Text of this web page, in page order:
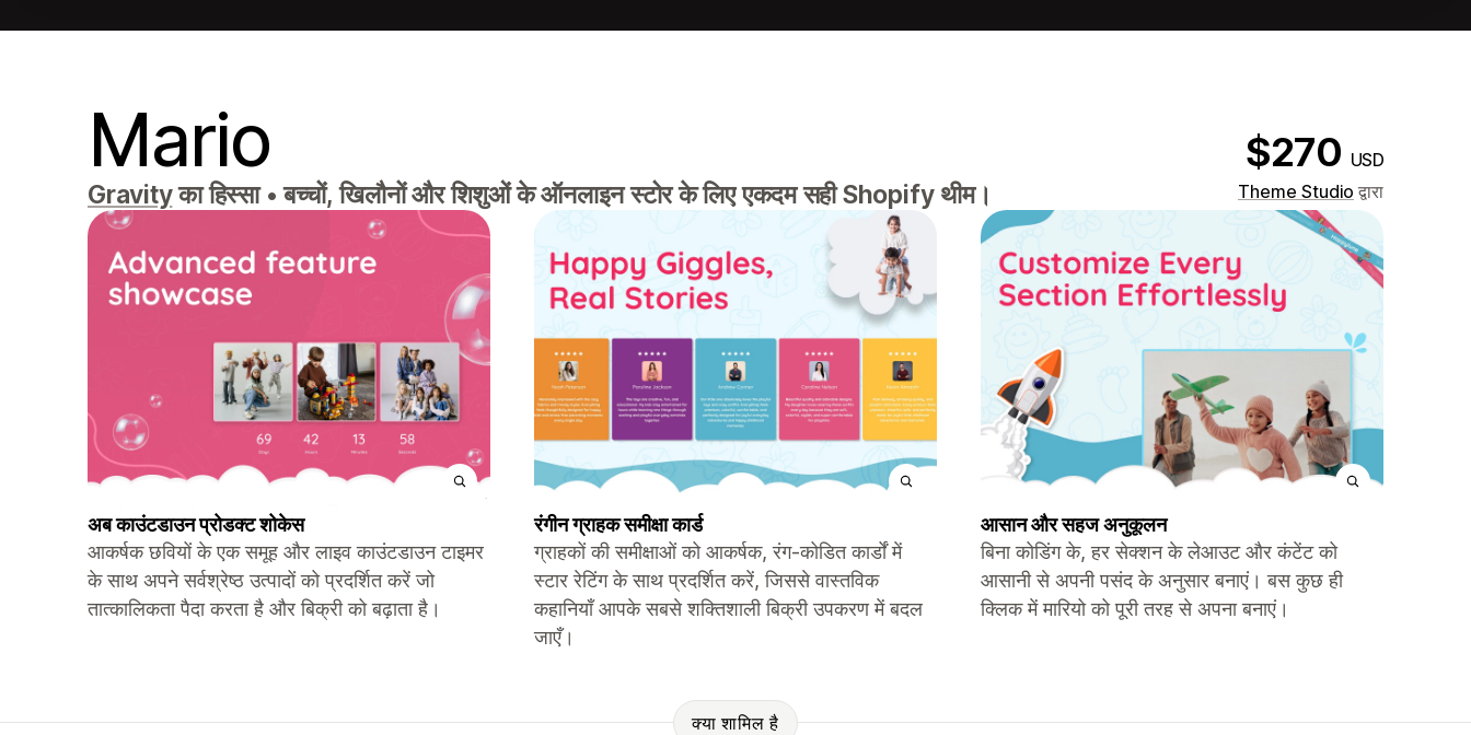
Mario $270 USD
Gravityका हिस्सा • बच्चों, खिलौनों और शिशुओं के ऑनलाइन स्टोर के लिए एकदम सही Shopify थीम। Theme Studio द्वारा
अब काउंटडाउन प्रोडक्ट शोकेस
आकर्षक छवियों के एक समूह और लाइव काउंटडाउन टाइमर
के साथ अपने सर्वश्रेष्ठ उत्पादों को प्रदर्शित करें जो
तात्कालिकता पैदा करता है और बिक्री को बढ़ाता है।
रंगीन ग्राहक समीक्षा कार्ड
ग्राहकों की समीक्षाओं को आकर्षक, रंग-कोडित कार्डों में
स्टार रेटिंग के साथ प्रदर्शित करें, जिससे वास्तविक
कहानियाँ आपके सबसे शक्तिशाली बिक्री उपकरण में बदल
जाएँ।
आसान और सहज अनुकूलन
बिना कोडिंग के, हर सेक्शन के लेआउट और कंटेंट को
आसानी से अपनी पसंद के अनुसार बनाएं। बस कुछ ही
क्लिक में मारियो को पूरी तरह से अपना बनाएं।
क्या शामिल है